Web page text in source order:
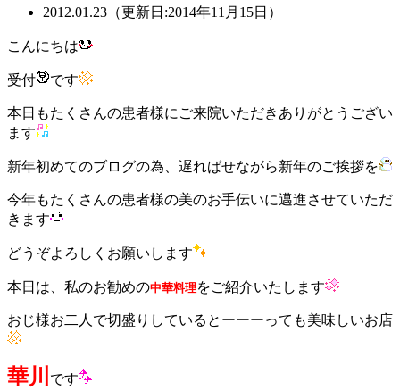
2012.01.23（更新日:2014年11月15日）
こんにちは
受付 です
本日もたくさんの患者様にご来院いただきありがとうござい
ます
新年初めてのブログの為、遅ればせながら新年のご挨拶を
今年もたくさんの患者様の美のお手伝いに邁進させていただ
きます
どうぞよろしくお願いします
本日は、私のお勧めの中華料理をご紹介いたします
おじ様お二人で切盛りしているとーーーっても美味しいお店
華川 です